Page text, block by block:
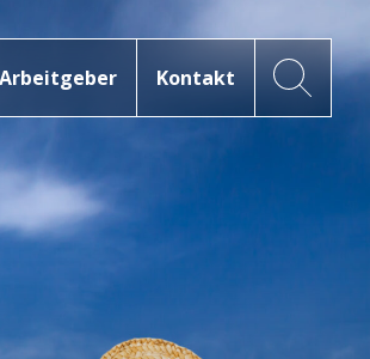
Kontakt